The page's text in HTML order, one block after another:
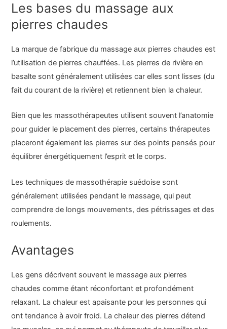
Les bases du massage aux
pierres chaudes
La marque de fabrique du massage aux pierres chaudes est
l’utilisation de pierres chauffées. Les pierres de rivière en
basalte sont généralement utilisées car elles sont lisses (du
fait du courant de la rivière) et retiennent bien la chaleur.
Bien que les massothérapeutes utilisent souvent l’anatomie
pour guider le placement des pierres, certains thérapeutes
placeront également les pierres sur des points pensés pour
équilibrer énergétiquement l’esprit et le corps.
Les techniques de massothérapie suédoise sont
généralement utilisées pendant le massage, qui peut
comprendre de longs mouvements, des pétrissages et des
roulements.
Avantages
Les gens décrivent souvent le massage aux pierres
chaudes comme étant réconfortant et profondément
relaxant. La chaleur est apaisante pour les personnes qui
ont tendance à avoir froid. La chaleur des pierres détend